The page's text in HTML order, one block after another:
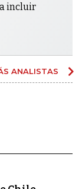
incluir
ANALISTAS